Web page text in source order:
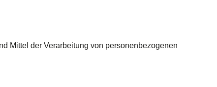
Mittel der Verarbeitung von personenbezogenen